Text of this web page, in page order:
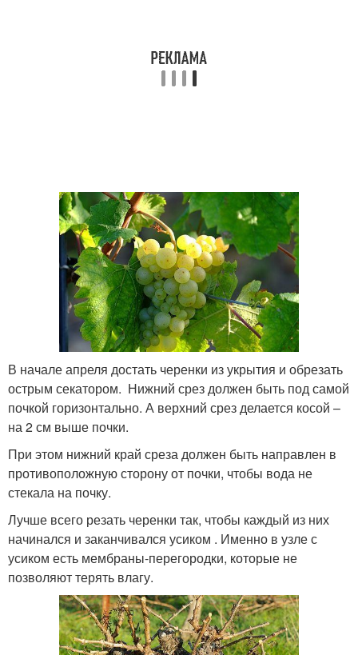
В начале апреля достать черенки из укрытия и обрезать
острым секатором. Нижний срез должен быть под самой
почкой горизонтально. А верхний срез делается косой –
на 2 см выше почки.
При этом нижний край среза должен быть направлен в
противоположную сторону от почки, чтобы вода не
стекала на почку.
Лучше всего резать черенки так, чтобы каждый из них
начинался и заканчивался усиком . Именно в узле с
усиком есть мембраны-перегородки, которые не
позволяют терять влагу.